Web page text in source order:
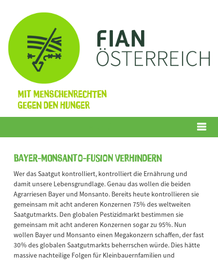
Mit Menschenrechten
gegen den Hunger
Bayer-Monsanto-Fusion verhindern
Wer das Saatgut kontrolliert, kontrolliert die Ernährung und
damit unsere Lebensgrundlage. Genau das wollen die beiden
Agrarriesen Bayer und Monsanto. Bereits heute kontrollieren sie
gemeinsam mit acht anderen Konzernen 75% des weltweiten
Saatgutmarkts. Den globalen Pestizidmarkt bestimmen sie
gemeinsam mit acht anderen Konzernen sogar zu 95%. Nun
wollen Bayer und Monsanto einen Megakonzern schaffen, der fast
30% des globalen Saatgutmarkts beherrschen würde. Dies hätte
massive nachteilige Folgen für Kleinbauernfamilien und